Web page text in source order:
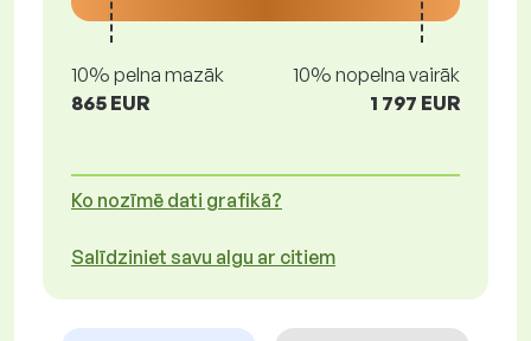
10% pelna mazāk
865 EUR
10% nopelna vairāk
1 797 EUR
Ko nozīmē dati grafikā?
Salīdziniet savu algu ar citiem